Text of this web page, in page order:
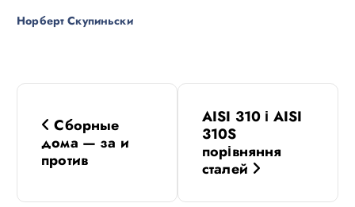
Норберт Скупиньски
Н
Сборные
дома — за и
против
AISI 310 і AISI
310S
порівняння
сталей